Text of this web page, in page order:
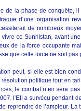
de la phase de conquête,
d’une organisation
de nombreux
ce Sunnistan, avant
de la force occupante
que cette force ne soit pas
peut, si elle est bien
politique tout en
le combat n’en sera
l’EII a survécu pendant
reprendre de l’ampleur.